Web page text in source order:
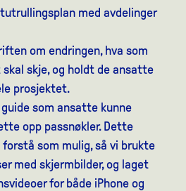
med avdelinger
om endringen, hva som
skje, og holdt de ansatte
prosjektet.
som ansatte kunne
opp passnøkler. Dette
som mulig, så vi brukte
med skjermbilder, og laget
for både iPhone og